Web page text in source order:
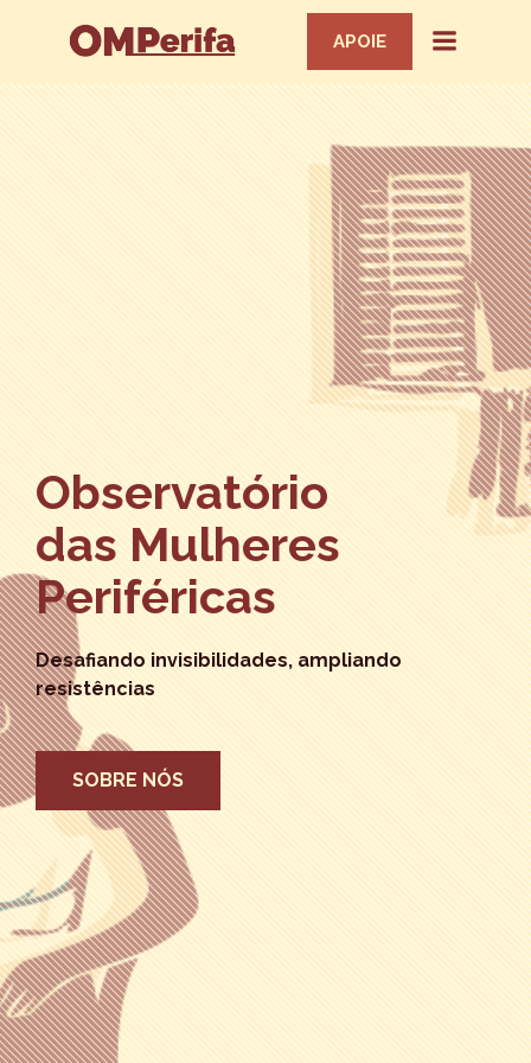
APOIE
Observatório
das Mulheres
Periféricas
Desafiando invisibilidades, ampliando
resistências
SOBRE NÓS